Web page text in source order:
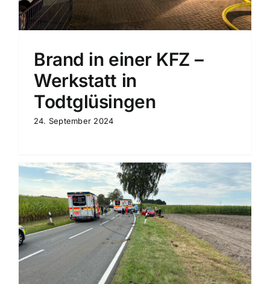
Brand in einer KFZ –
Werkstatt in
Todtglüsingen
24. September 2024